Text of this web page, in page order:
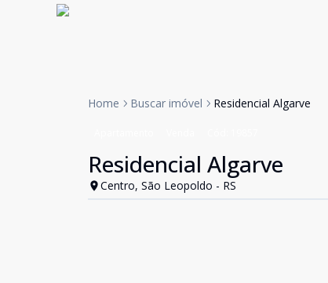
Home Buscar imóvel Residencial Algarve
Residencial Algarve
Centro, São Leopoldo - RS